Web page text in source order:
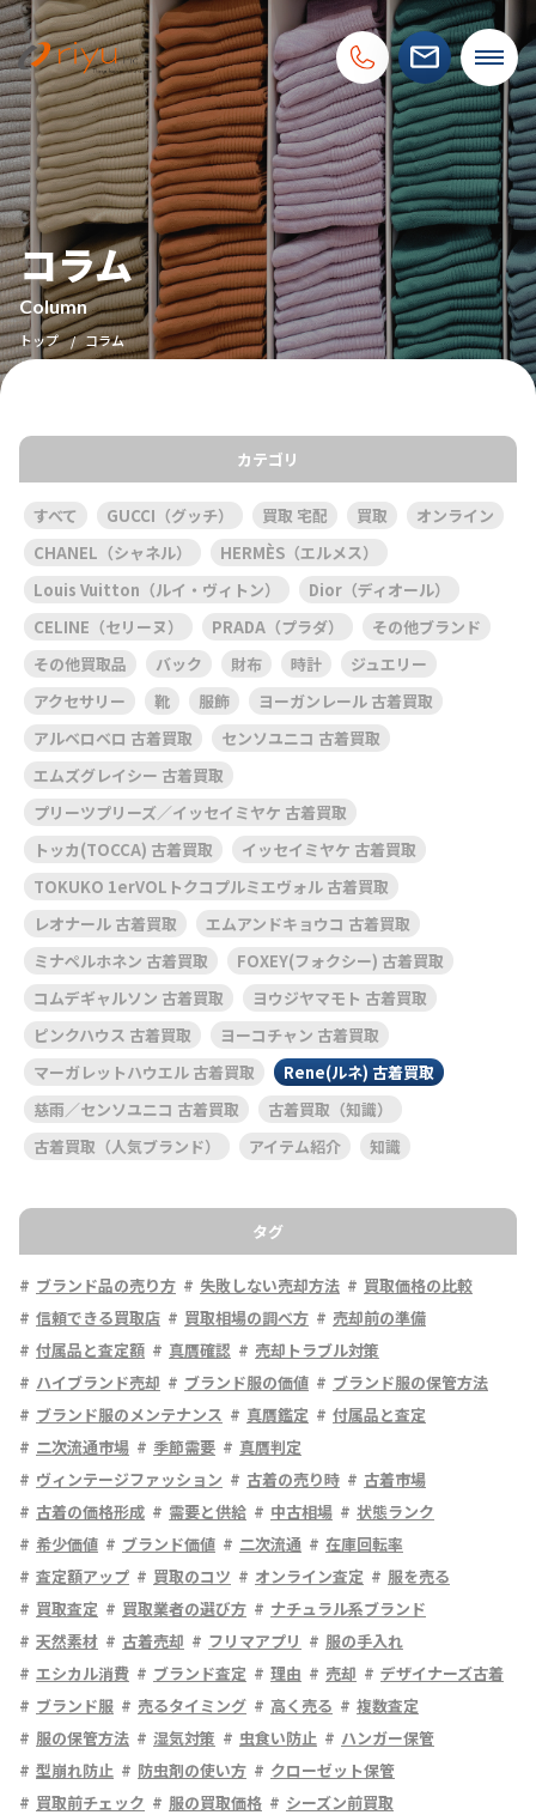
コラム
Column
トップ コラム
カテゴリ
すべて GUCCI（グッチ） 買取 宅配 買取
オンライン
CHANEL（シャネル）
HERMÈS（エルメス）
Louis Vuitton（ルイ・ヴィトン）
Dior（ディオール）
CELINE（セリーヌ）
PRADA（プラダ）
その他ブランド
その他買取品
バック 財布 時計
ジュエリー
アクセサリー
靴 服飾
ヨーガンレール 古着買取
アルベロベロ 古着買取
センソユニコ 古着買取
エムズグレイシー 古着買取
プリーツプリーズ／イッセイミヤケ 古着買取
トッカ(TOCCA) 古着買取
イッセイミヤケ 古着買取
TOKUKO 1erVOLトクコプルミエヴォル 古着買取
レオナール 古着買取
エムアンドキョウコ 古着買取
ミナペルホネン 古着買取
FOXEY(フォクシー) 古着買取
コムデギャルソン 古着買取
ヨウジヤマモト 古着買取
ピンクハウス 古着買取
ヨーコチャン 古着買取
マーガレットハウエル 古着買取
Rene(ルネ) 古着買取
慈雨／センソユニコ 古着買取
古着買取（知識）
古着買取（人気ブランド）
アイテム紹介 知識
タグ
ブランド品の売り方 失敗しない売却方法
買取価格の比較
信頼できる買取店
買取相場の調べ方
売却前の準備
付属品と査定額
真贋確認
売却トラブル対策
ハイブランド売却
ブランド服の価値
ブランド服の保管方法
ブランド服のメンテナンス
真贋鑑定
付属品と査定
二次流通市場
季節需要
真贋判定
ヴィンテージファッション
古着の売り時
古着市場
古着の価格形成
需要と供給 中古相場
状態ランク
希少価値
ブランド価値 二次流通
在庫回転率
査定額アップ
買取のコツ オンライン査定
服を売る
買取査定
買取業者の選び方
ナチュラル系ブランド
天然素材
古着売却 フリマアプリ
服の手入れ
エシカル消費
ブランド査定 理由 売却
デザイナーズ古着
ブランド服
売るタイミング 高く売る
複数査定
服の保管方法
湿気対策 虫食い防止
ハンガー保管
型崩れ防止
防虫剤の使い方
クローゼット保管
買取前チェック
服の買取価格
シーズン前買取